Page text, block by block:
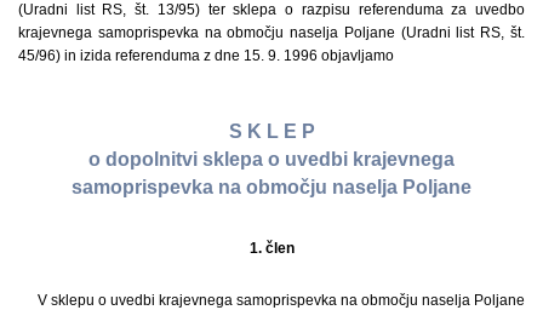
(Uradni list RS, št. 13/95) ter sklepa o razpisu referenduma za uvedbo
krajevnega samoprispevka na območju naselja Poljane (Uradni list RS, št.
45/96) in izida referenduma z dne 15. 9. 1996 objavljamo
S K L E P
o dopolnitvi sklepa o uvedbi krajevnega
samoprispevka na območju naselja Poljane
1. člen
V sklepu o uvedbi krajevnega samoprispevka na območju naselja Poljane